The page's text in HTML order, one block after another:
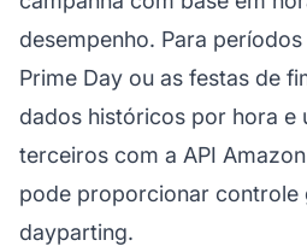
desempenho. Para
Prime Day ou as festas de
dados históricos por hora e
terceiros com a API
pode proporcionar controle
dayparting.